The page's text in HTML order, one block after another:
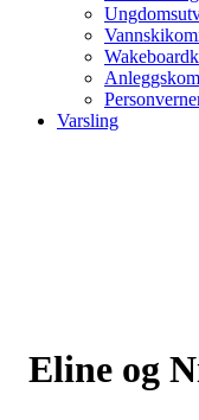
Varsling
Eline og